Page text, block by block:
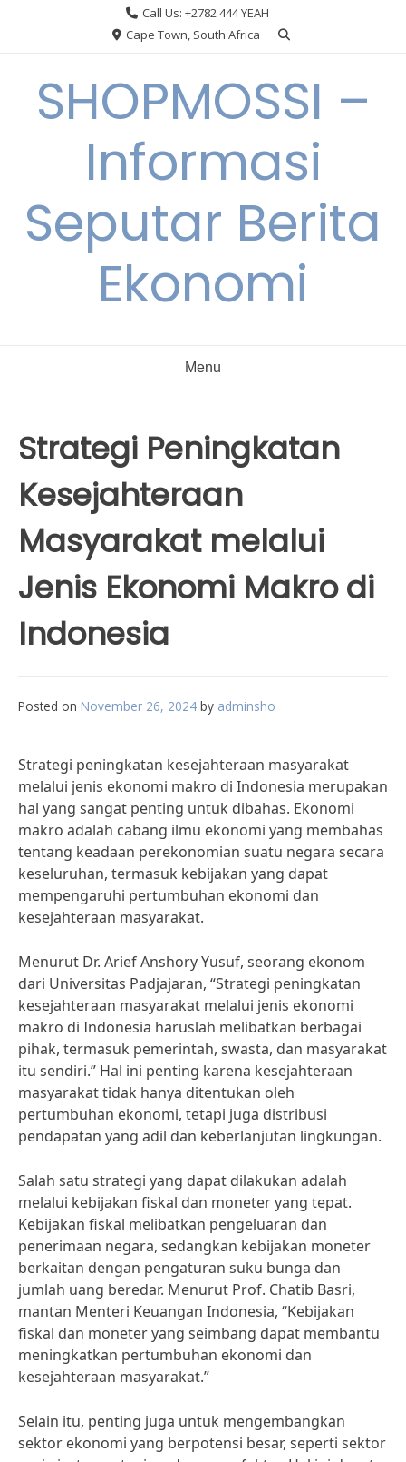
Call Us: +2782 444 YEAH
Cape Town, South Africa
SHOPMOSSI –
Informasi
Seputar Berita
Ekonomi
Menu
Strategi Peningkatan
Kesejahteraan
Masyarakat melalui
Jenis Ekonomi Makro di
Indonesia
Posted on November 26, 2024 by adminsho
Strategi peningkatan kesejahteraan masyarakat
melalui jenis ekonomi makro di Indonesia merupakan
hal yang sangat penting untuk dibahas. Ekonomi
makro adalah cabang ilmu ekonomi yang membahas
tentang keadaan perekonomian suatu negara secara
keseluruhan, termasuk kebijakan yang dapat
mempengaruhi pertumbuhan ekonomi dan
kesejahteraan masyarakat.
Menurut Dr. Arief Anshory Yusuf, seorang ekonom
dari Universitas Padjajaran, “Strategi peningkatan
kesejahteraan masyarakat melalui jenis ekonomi
makro di Indonesia haruslah melibatkan berbagai
pihak, termasuk pemerintah, swasta, dan masyarakat
itu sendiri.” Hal ini penting karena kesejahteraan
masyarakat tidak hanya ditentukan oleh
pertumbuhan ekonomi, tetapi juga distribusi
pendapatan yang adil dan keberlanjutan lingkungan.
Salah satu strategi yang dapat dilakukan adalah
melalui kebijakan fiskal dan moneter yang tepat.
Kebijakan fiskal melibatkan pengeluaran dan
penerimaan negara, sedangkan kebijakan moneter
berkaitan dengan pengaturan suku bunga dan
jumlah uang beredar. Menurut Prof. Chatib Basri,
mantan Menteri Keuangan Indonesia, “Kebijakan
fiskal dan moneter yang seimbang dapat membantu
meningkatkan pertumbuhan ekonomi dan
kesejahteraan masyarakat.”
Selain itu, penting juga untuk mengembangkan
sektor ekonomi yang berpotensi besar, seperti sektor